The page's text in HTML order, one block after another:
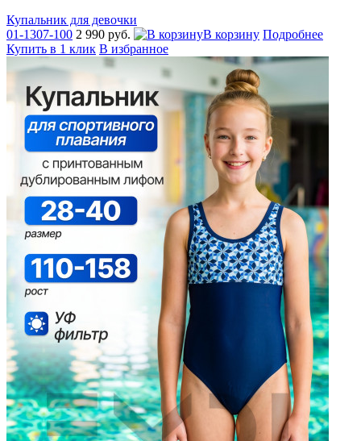
Купальник для девочки
01-1307-100 2 990 руб. В корзину Подробнее
Купить в 1 клик В избранное